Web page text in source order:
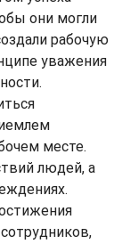
они могли
рабочую
уважения
месте.
людей, а